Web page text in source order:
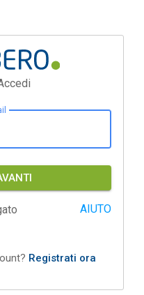
AIUTO
Registrati ora